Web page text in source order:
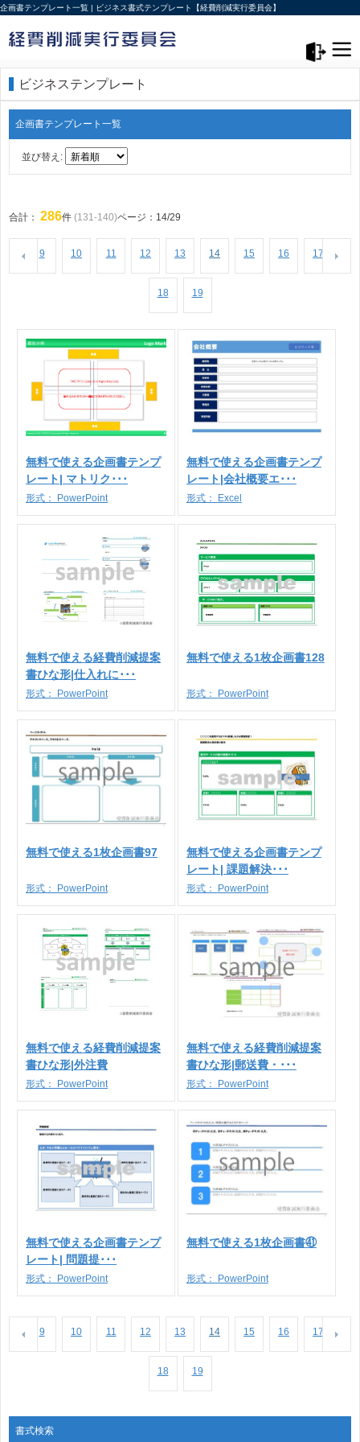
企画書テンプレート一覧 | ビジネス書式テンプレート【経費削減実行委員会】
ビジネステンプレート
企画書テンプレート一覧
並び替え:
合計： 286件 (131-140)ページ：14/29
9 10 11 12 13 14 15 16 17
18 19
無料で使える企画書テンプ
レート| マトリク･･･
形式： PowerPoint
無料で使える企画書テンプ
レート|会社概要エ･･･
形式： Excel
無料で使える経費削減提案
書ひな形|仕入れに･･･
形式： PowerPoint
無料で使える1枚企画書128
形式： PowerPoint
無料で使える1枚企画書97
形式： PowerPoint
無料で使える企画書テンプ
レート| 課題解決･･･
形式： PowerPoint
無料で使える経費削減提案
書ひな形|外注費
形式： PowerPoint
無料で使える経費削減提案
書ひな形|郵送費・･･･
形式： PowerPoint
無料で使える企画書テンプ
レート| 問題提･･･
形式： PowerPoint
無料で使える1枚企画書㊶
形式： PowerPoint
9 10 11 12 13 14 15 16 17
18 19
書式検索